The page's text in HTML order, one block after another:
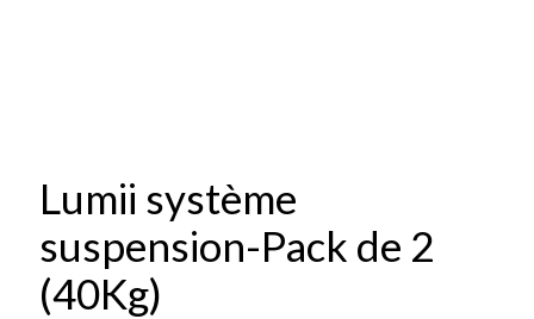
Lumii système
suspension-Pack de 2
(40Kg)